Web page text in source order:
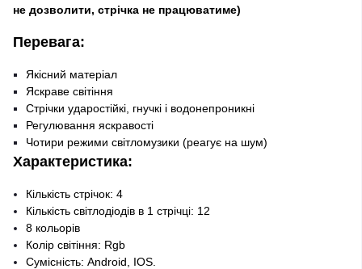
не дозволити, стрічка не працюватиме)
Перевага:
Якісний матеріал
Яскраве світіння
Стрічки ударостійкі, гнучкі і водонепроникні
Регулювання яскравості
Чотири режими світломузики (реагує на шум)
Характеристика:
Кількість стрічок: 4
Кількість світлодіодів в 1 стрічці: 12
8 кольорів
Колір світіння: Rgb
Сумісність: Android, IOS.